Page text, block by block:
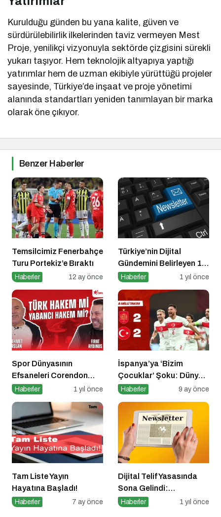
Kurulduğu günden bu yana kalite, güven ve
sürdürülebilirlik ilkelerinden taviz vermeyen Mest
Proje, yenilikçi vizyonuyla sektörde çizgisini sürekli
yukarı taşıyor. Hem teknolojik altyapıya yaptığı
yatırımlar hem de uzman ekibiyle yürüttüğü projeler
sayesinde, Türkiye’de inşaat ve proje yönetimi
alanında standartları yeniden tanımlayan bir marka
olarak öne çıkıyor.
Benzer Haberler
Temsilcimiz Fenerbahçe
Turu Portekiz’e Bıraktı
Haberler 12 ay önce
Türkiye’nin Dijital
Gündemini Belirleyen 15
Haber Sitesi
Haberler 1 yıl önce
Spor Dünyasının
Efsaneleri Corendon
Sport Talks’ta
Haberler 1 yıl önce
İspanya’ya ‘Bizim
Çocuklar’ Şoku: Dünya
Kupası Işığı Yeniden
Haberler 9 ay önce
Tam Liste Yayın
Hayatına Başladı!
Haberler 7 ay önce
Dijital Telif Yasasında
Sona Gelindi:
Yayıncılara Haziran
Haberler 1 yıl önce